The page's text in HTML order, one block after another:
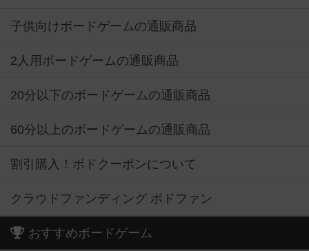
子供向けボードゲームの通販商品
2人用ボードゲームの通販商品
20分以下のボードゲームの通販商品
60分以上のボードゲームの通販商品
割引購入！ボドクーポンについて
クラウドファンディング ボドファン
おすすめボードゲーム